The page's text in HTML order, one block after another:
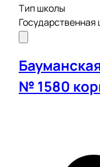
Тип школы
Государственная
№ 1580